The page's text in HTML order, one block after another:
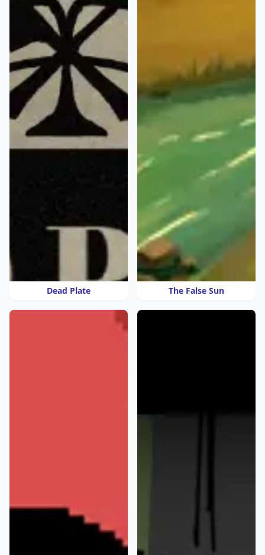
Dead Plate The False Sun